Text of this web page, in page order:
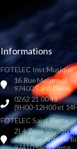
Informations
FOTELEC Inst Musique
16 Rue Montreuil
97400 Saint-Denis
0262 21 00 48
(9H00-12H00 et
FOTELEC Saint Pierre
ZI 4 Zone
4 Bis Rue Antoine
97410 Saint Pierre